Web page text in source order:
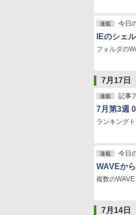
連載 今日
IEのシェ
フォルダの
7月17日
連載 記事
7月第3週
ランキング
連載 今日
WAVEか
複数の
7月14日